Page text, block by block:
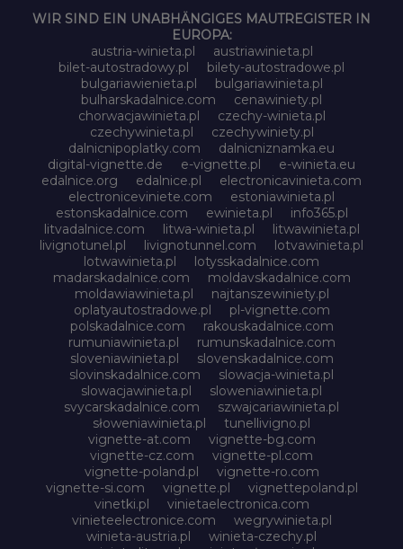
WIR SIND EIN UNABHÄNGIGES MAUTREGISTER IN
EUROPA:
austria-winieta.pl
austriawinieta.pl
bilet-autostradowy.pl
bilety-autostradowe.pl
bulgariawienieta.pl
bulgariawinieta.pl
bulharskadalnice.com
cenawiniety.pl
chorwacjawinieta.pl
czechy-winieta.pl
czechywinieta.pl
czechywiniety.pl
dalnicnipoplatky.com
dalnicniznamka.eu
digital-vignette.de
e-vignette.pl
e-winieta.eu
edalnice.org
edalnice.pl
electronicavinieta.com
electroniceviniete.com
estoniawinieta.pl
estonskadalnice.com
ewinieta.pl
info365.pl
litvadalnice.com
litwa-winieta.pl
litwawinieta.pl
livignotunel.pl
livignotunnel.com
lotvawinieta.pl
lotwawinieta.pl
lotysskadalnice.com
madarskadalnice.com
moldavskadalnice.com
moldawiawinieta.pl
najtanszewiniety.pl
oplatyautostradowe.pl
pl-vignette.com
polskadalnice.com
rakouskadalnice.com
rumuniawinieta.pl
rumunskadalnice.com
sloveniawinieta.pl
slovenskadalnice.com
slovinskadalnice.com
slowacja-winieta.pl
slowacjawinieta.pl
sloweniawinieta.pl
svycarskadalnice.com
szwajcariawinieta.pl
słoweniawinieta.pl
tunellivigno.pl
vignette-at.com
vignette-bg.com
vignette-cz.com
vignette-pl.com
vignette-poland.pl
vignette-ro.com
vignette-si.com
vignette.pl
vignettepoland.pl
vinetki.pl
vinietaelectronica.com
vinieteelectronice.com
wegrywinieta.pl
winieta-austria.pl
winieta-czechy.pl